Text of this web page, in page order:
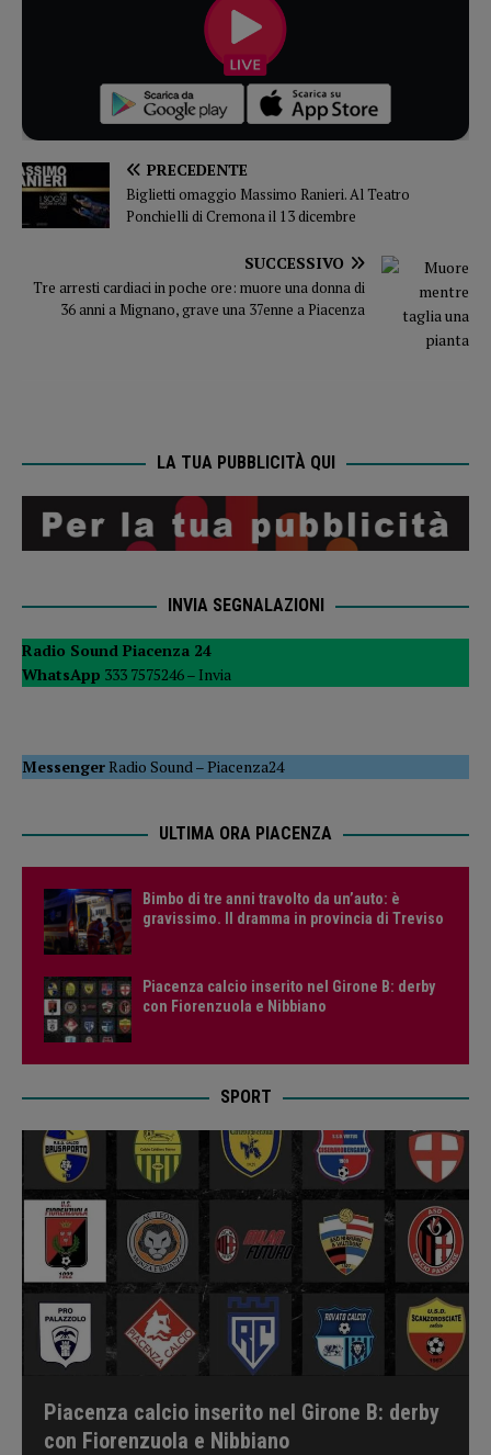
PRECEDENTE
Biglietti omaggio Massimo Ranieri. Al Teatro
Ponchielli di Cremona il 13 dicembre
SUCCESSIVO
Tre arresti cardiaci in poche ore: muore una donna di
36 anni a Mignano, grave una 37enne a Piacenza
LA TUA PUBBLICITÀ QUI
INVIA SEGNALAZIONI
Radio Sound Piacenza 24
WhatsApp 333 7575246 – Invia
MessengerRadio Sound–Piacenza24
ULTIMA ORA PIACENZA
Bimbo di tre anni travolto da un’auto: è
gravissimo. Il dramma in provincia di Treviso
Piacenza calcio inserito nel Girone B: derby
con Fiorenzuola e Nibbiano
SPORT
Piacenza calcio inserito nel Girone B: derby
con Fiorenzuola e Nibbiano